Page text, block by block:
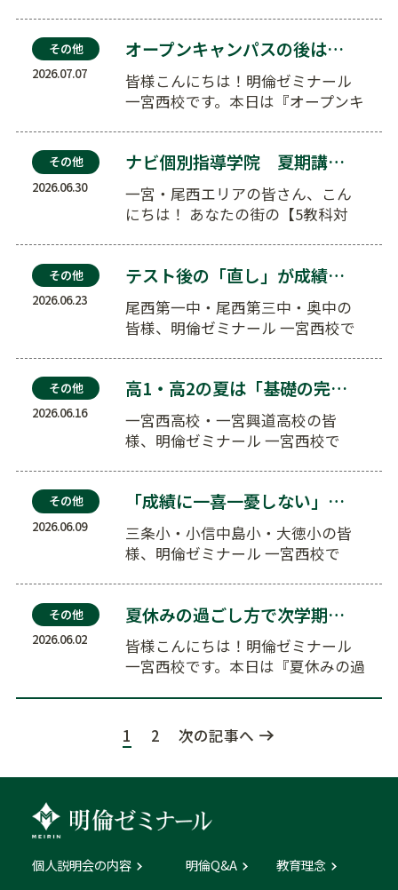
その他
2026.07.07
オープンキャンパスの後は？志望校から逆算する夏の学…
皆様こんにちは！明倫ゼミナール
一宮西校です。本日は『オープンキ
その他
2026.06.30
ナビ個別指導学院 夏期講習の特徴
一宮・尾西エリアの皆さん、こん
にちは！ あなたの街の【5教科対
その他
2026.06.23
テスト後の「直し」が成績アップの特効薬になる理由
尾西第一中・尾西第三中・奥中の
皆様、明倫ゼミナール 一宮西校で
その他
2026.06.16
高1・高2の夏は「基礎の完成」が全て。偏差値を上げ…
一宮西高校・一宮興道高校の皆
様、明倫ゼミナール 一宮西校で
その他
2026.06.09
「成績に一喜一憂しない」が合格への近道！中学受験を…
三条小・小信中島小・大徳小の皆
様、明倫ゼミナール 一宮西校で
その他
2026.06.02
夏休みの過ごし方で次学期が変わる！明倫の夏期講習会…
皆様こんにちは！明倫ゼミナール
一宮西校です。本日は『夏休みの過
1
2 次の記事へ
個人説明会の内容 明倫Q&A 教育理念